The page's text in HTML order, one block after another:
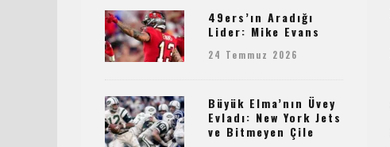
49ers’ın Aradığı
Lider: Mike Evans
24 Temmuz 2026
Büyük Elma’nın Üvey
Evladı: New York Jets
ve Bitmeyen Çile